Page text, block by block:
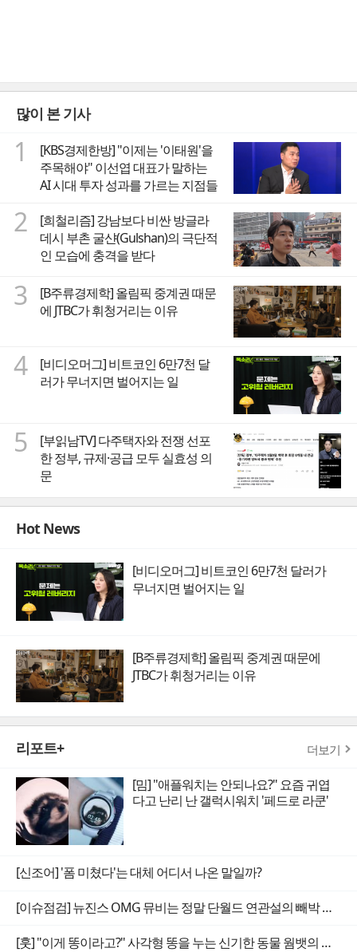
많이 본 기사
1
[KBS경제한방] "이제는 '이태원'을
주목해야" 이선엽 대표가 말하는
AI 시대 투자 성과를 가르는 지점들
2
[희철리즘] 강남보다 비싼 방글라
데시 부촌 굴샨(Gulshan)의 극단적
인 모습에 충격을 받다
3
[B주류경제학] 올림픽 중계권 때문
에 JTBC가 휘청거리는 이유
4
[비디오머그] 비트코인 6만7천 달
러가 무너지면 벌어지는 일
5
[부읽남TV] 다주택자와 전쟁 선포
한 정부, 규제·공급 모두 실효성 의
문
Hot News
[비디오머그] 비트코인 6만7천 달러가
무너지면 벌어지는 일
[B주류경제학] 올림픽 중계권 때문에
JTBC가 휘청거리는 이유
리포트+ 더보기
[밈] "애플워치는 안되나요?" 요즘 귀엽
다고 난리 난 갤럭시워치 '페드로 라쿤'
[신조어] '폼 미쳤다'는 대체 어디서 나온 말일까?
[이슈점검] 뉴진스 OMG 뮤비는 정말 단월드 연관설의 빼박 증거일까
[훗] "이게 똥이라고?" 사각형 똥을 누는 신기한 동물 웜뱃의 비밀